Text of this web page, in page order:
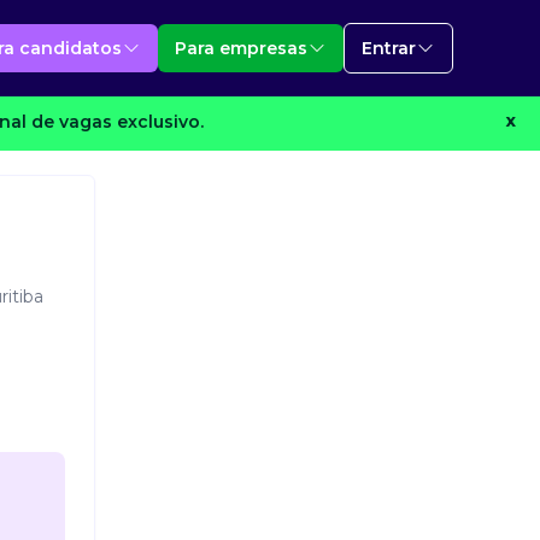
candidatos Para empresas Entrar
de vagas exclusivo. X